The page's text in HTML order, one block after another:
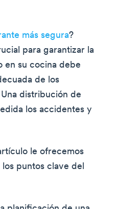
más segura?
para garantizar la
en su cocina debe
de los
distribución de
los accidentes y
le ofrecemos
puntos clave del